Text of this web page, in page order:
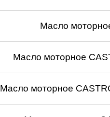
Масло
Масло моторное
Масло моторное